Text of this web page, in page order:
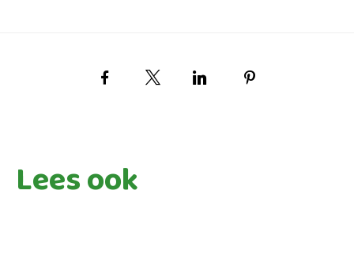
Facebook LinkedIn
Lees ook